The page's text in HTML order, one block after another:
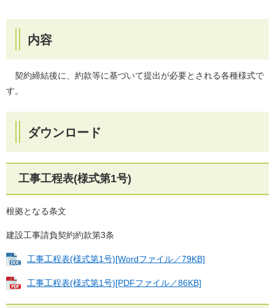
内容
契約締結後に、約款等に基づいて提出が必要とされる各種様式で
す。
ダウンロード
工事工程表(様式第1号)
根拠となる条文
建設工事請負契約約款第3条
工事工程表(様式第1号)[Wordファイル／79KB]
工事工程表(様式第1号)[PDFファイル／86KB]